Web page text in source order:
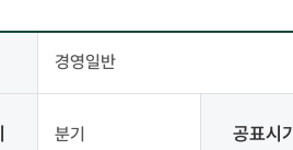
경영일반
분기 공표시기